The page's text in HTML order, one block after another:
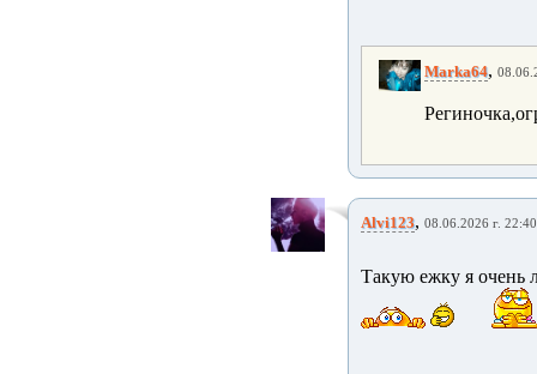
Marka64,
Alvi123, 08.06.2026 г. 22:40
Такую ежку я очень